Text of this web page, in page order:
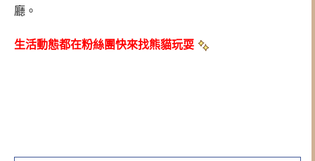
廳。
生活動態都在粉絲團快來找熊貓玩耍